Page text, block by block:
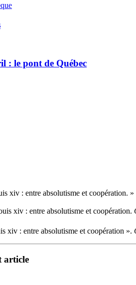
: le pont de Québec
xiv : entre absolutisme et coopération. »
xiv : entre absolutisme et coopération.
xiv : entre absolutisme et coopération ».
article